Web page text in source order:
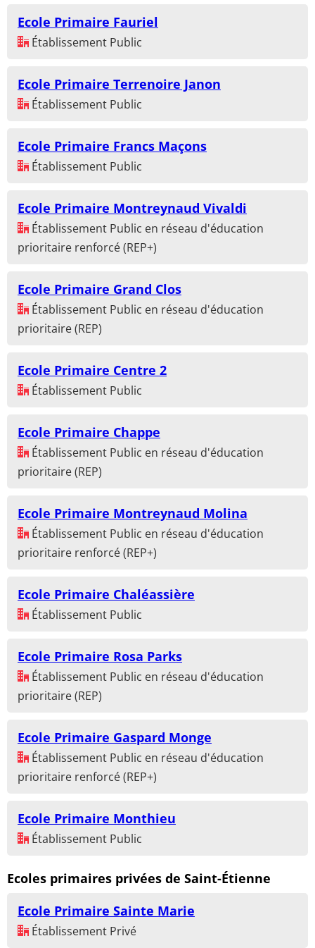
Ecole Primaire Fauriel
Établissement Public
Ecole Primaire Terrenoire Janon
Établissement Public
Ecole Primaire Francs Maçons
Établissement Public
Ecole Primaire Montreynaud Vivaldi
Établissement Public en réseau d'éducation
prioritaire renforcé (REP+)
Ecole Primaire Grand Clos
Établissement Public en réseau d'éducation
prioritaire (REP)
Ecole Primaire Centre 2
Établissement Public
Ecole Primaire Chappe
Établissement Public en réseau d'éducation
prioritaire (REP)
Ecole Primaire Montreynaud Molina
Établissement Public en réseau d'éducation
prioritaire renforcé (REP+)
Ecole Primaire Chaléassière
Établissement Public
Ecole Primaire Rosa Parks
Établissement Public en réseau d'éducation
prioritaire (REP)
Ecole Primaire Gaspard Monge
Établissement Public en réseau d'éducation
prioritaire renforcé (REP+)
Ecole Primaire Monthieu
Établissement Public
Ecoles primaires privées de Saint-Étienne
Ecole Primaire Sainte Marie
Établissement Privé